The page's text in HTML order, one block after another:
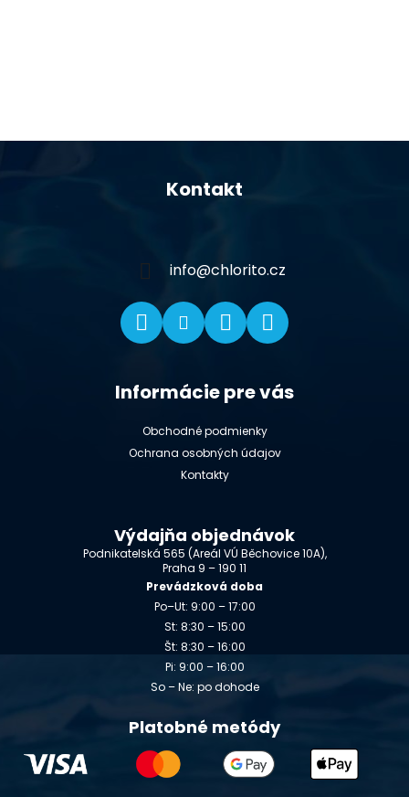
Z
Kontakt
info@chlorito.cz
Informácie pre vás
Obchodné podmienky
Ochrana osobných údajov
Kontakty
Výdajňa objednávok
Podnikatelská 565 (Areál VÚ Běchovice 10A),
Praha 9 – 190 11
Prevádzková doba
Po–Ut: 9:00 – 17:00
St: 8:30 – 15:00
Št: 8:30 – 16:00
Pi: 9:00 – 16:00
So – Ne: po dohode
Platobné metódy